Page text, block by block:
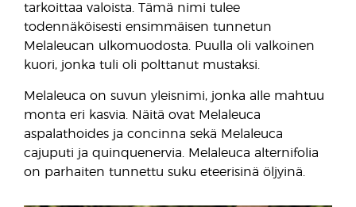
tarkoittaa valoista. Tämä nimi tulee
todennäköisesti ensimmäisen tunnetun
Melaleucan ulkomuodosta. Puulla oli valkoinen
kuori, jonka tuli oli polttanut mustaksi.
Melaleuca on suvun yleisnimi, jonka alle mahtuu
monta eri kasvia. Näitä ovat Melaleuca
aspalathoides ja concinna sekä Melaleuca
cajuputi ja quinquenervia. Melaleuca alternifolia
on parhaiten tunnettu suku eteerisinä öljyinä.